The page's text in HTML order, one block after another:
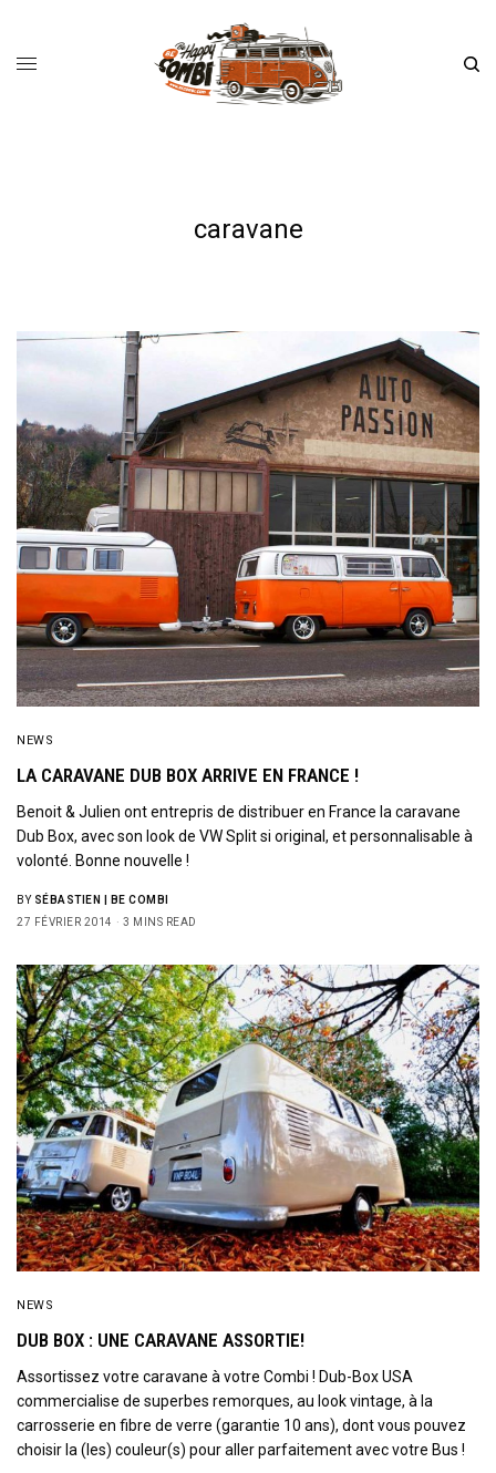
caravane
NEWS
LA CARAVANE DUB BOX ARRIVE EN FRANCE !
Benoit & Julien ont entrepris de distribuer en France la caravane
Dub Box, avec son look de VW Split si original, et personnalisable à
volonté. Bonne nouvelle !
BY SÉBASTIEN | BE COMBI
27 FÉVRIER 2014
3 MINS READ
NEWS
DUB BOX : UNE CARAVANE ASSORTIE!
Assortissez votre caravane à votre Combi ! Dub-Box USA
commercialise de superbes remorques, au look vintage, à la
carrosserie en fibre de verre (garantie 10 ans), dont vous pouvez
choisir la (les) couleur(s) pour aller parfaitement avec votre Bus !